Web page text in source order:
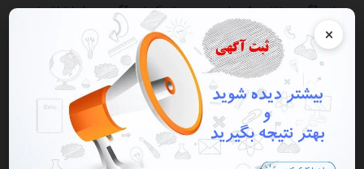
×
این آگهی منقضی شده است در صورتی که این آگهی به شما تعلق دارد
هرچه سریعتر به پنل کاربری خود مراجعه و اقدام به فعال سازی آن نمایید
گزارش آگهی ذخیره
📢 ثبت آگهی در سامانه